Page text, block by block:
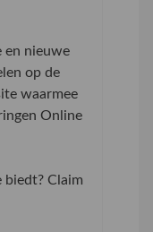
en nieuwe
op de
waarmee
Online
Claim